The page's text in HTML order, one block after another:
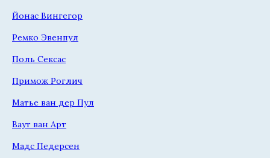
Йонас Вингегор
Ремко Эвенпул
Поль Сексас
Примож Роглич
Матье ван дер Пул
Ваут ван Арт
Мадс Педерсен